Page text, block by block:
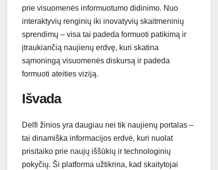
prie visuomenės informuotumo didinimo. Nuo
interaktyvių renginių iki inovatyvių skaitmeninių
sprendimų – visa tai padeda formuoti patikimą ir
įtraukiančią naujienų erdvę, kuri skatina
sąmoningą visuomenės diskursą ir padeda
formuoti ateities viziją.
Išvada
Delfi žinios yra daugiau nei tik naujienų portalas –
tai dinamiška informacijos erdvė, kuri nuolat
prisitaiko prie naujų iššūkių ir technologinių
pokyčių. Ši platforma užtikrina, kad skaitytojai